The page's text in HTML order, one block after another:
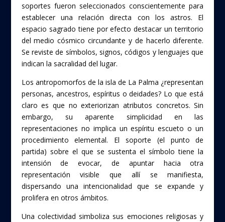
soportes fueron seleccionados conscientemente para
establecer una relación directa con los astros. El
espacio sagrado tiene por efecto destacar un territorio
del medio cósmico circundante y de hacerlo diferente.
Se reviste de símbolos, signos, códigos y lenguajes que
indican la sacralidad del lugar.
Los antropomorfos de la isla de La Palma ¿representan
personas, ancestros, espíritus o deidades? Lo que está
claro es que no exteriorizan atributos concretos. Sin
embargo, su aparente simplicidad en las
representaciones no implica un espíritu escueto o un
procedimiento elemental. El soporte (el punto de
partida) sobre el que se sustenta el símbolo tiene la
intensión de evocar, de apuntar hacia otra
representación visible que allí se manifiesta,
dispersando una intencionalidad que se expande y
prolifera en otros ámbitos.
Una colectividad simboliza sus emociones religiosas y